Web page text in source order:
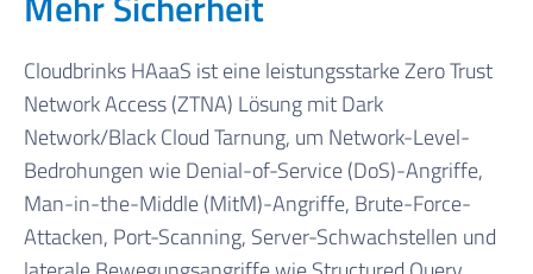
Cloudbrinks HAaaS ist eine leistungsstarke Zero Trust
Network Access (ZTNA) Lösung mit Dark
Network/Black Cloud Tarnung, um Network-Level-
Bedrohungen wie Denial-of-Service (DoS)-Angriffe,
Man-in-the-Middle (MitM)-Angriffe, Brute-Force-
Attacken, Port-Scanning, Server-Schwachstellen und